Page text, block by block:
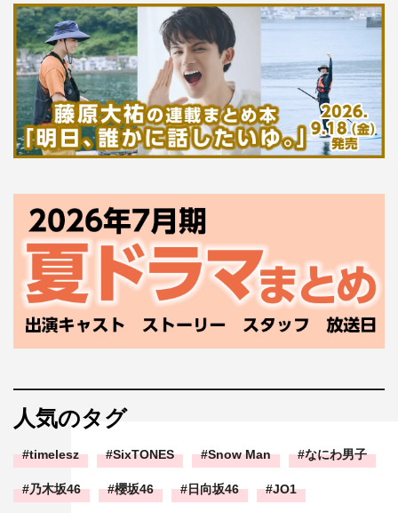
人気のタグ
timelesz SixTONES Snow Man なにわ男子
乃木坂46 櫻坂46 日向坂46 JO1